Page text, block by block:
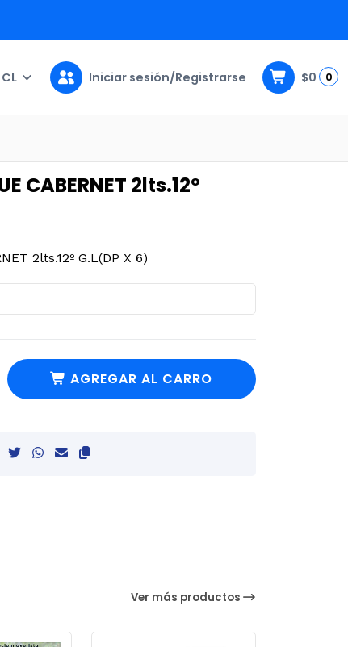
CL Iniciar sesión/Registrarse $0 0
CABERNET 2lts.12º
2lts.12º G.L(DP X 6)
AGREGAR AL CARRO
Ver más productos